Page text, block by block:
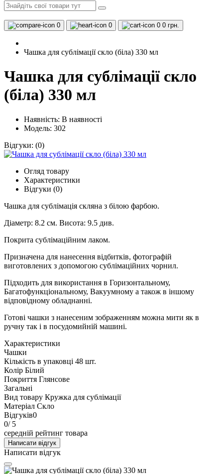
0 0 0 0 грн.
Чашка для сублімації скло (біла) 330 мл
Чашка для сублімації скло
(біла) 330 мл
Наявність: В наявності
Модель: 302
Відгуки: (0)
Огляд товару
Характеристики
Відгуки (0)
Чашка для сублімація скляна з білою фарбою.
Діаметр: 8.2 см. Висота: 9.5 див.
Покрита сублімаційним лаком.
Призначена для нанесення відбитків, фотографій
виготовлених з допомогою сублімаційних чорнил.
Підходить для використання в Горизонтальному,
Багатофункціональному, Вакуумному а також в іншому
відповідному обладнанні.
Готові чашки з нанесеним зображенням можна мити як в
ручну так і в посудомийній машині.
Характеристики
Чашки
Кількість в упаковці 48 шт.
Колір Білий
Покриття Глянсове
Загальні
Вид товару Кружка для сублімації
Матеріал Скло
Відгуків0
0/ 5
середній рейтинг товара
Написати відгук
Написати відгук